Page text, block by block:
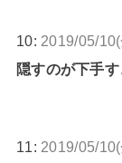
10: 2019/05/
隠すのが下手
11: 2019/05/